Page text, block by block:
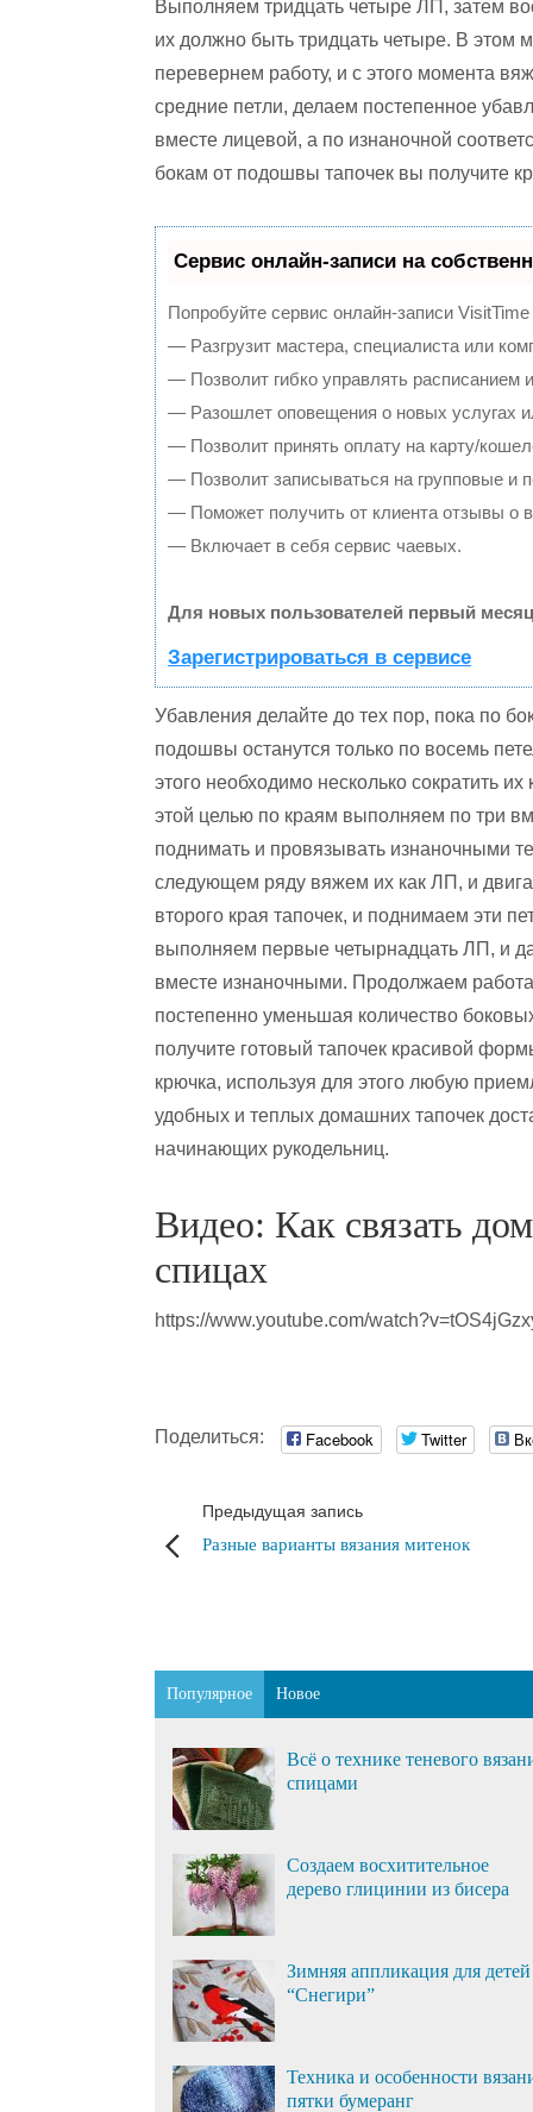
Выполняем тридцать четыре ЛП, затем
их должно быть тридцать четыре. В этом
перевернем работу, и с этого момента
средние петли, делаем постепенное
вместе лицевой, а по изнаночной
бокам от подошвы тапочек вы получите
Сервис онлайн-записи на
Попробуйте сервис онлайн-записи
— Разгрузит мастера, специалиста или
— Позволит гибко управлять расписанием и
— Разошлет оповещения о новых услугах
— Позволит принять оплату на карту/
— Позволит записываться на групповые и
— Поможет получить от клиента отзывы о
— Включает в себя сервис чаевых.
Для новых пользователей первый
Зарегистрироваться в сервисе
Убавления делайте до тех пор, пока по
подошвы останутся только по восемь
этого необходимо несколько сократить
этой целью по краям выполняем по три
поднимать и провязывать изнаночными
следующем ряду вяжем их как ЛП, и
второго края тапочек, и поднимаем эти
выполняем первые четырнадцать ЛП, и
вместе изнаночными. Продолжаем
постепенно уменьшая количество
получите готовый тапочек красивой
крючка, используя для этого любую
удобных и теплых домашних тапочек
начинающих рукодельниц.
Видео: Как связать
спицах
https://www.youtube.com/
Поделиться: Facebook Twitter
Предыдущая запись
Разные варианты вязания митенок
Популярное Новое
Всё о технике теневого
спицами
Создаем восхитительное
дерево глицинии из бисера
Зимняя аппликация для детей
“Снегири”
Техника и особенности
пятки бумеранг